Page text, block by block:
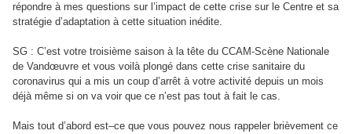
répondre à mes questions sur l’impact de cette crise sur le Centre et sa
stratégie d’adaptation à cette situation inédite.
SG : C’est votre troisième saison à la tête du CCAM-Scène Nationale
de Vandœuvre et vous voilà plongé dans cette crise sanitaire du
coronavirus qui a mis un coup d’arrêt à votre activité depuis un mois
déjà même si on va voir que ce n’est pas tout à fait le cas.
Mais tout d’abord est–ce que vous pouvez nous rappeler brièvement ce